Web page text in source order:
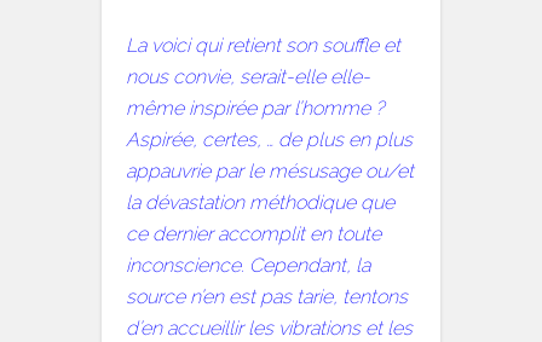
La voici qui retient son souffle et
nous convie, serait-elle elle-
même inspirée par l’homme ?
Aspirée, certes, … de plus en plus
appauvrie par le mésusage ou/et
la dévastation méthodique que
ce dernier accomplit en toute
inconscience. Cependant, la
source n’en est pas tarie, tentons
d’en accueillir les vibrations et les